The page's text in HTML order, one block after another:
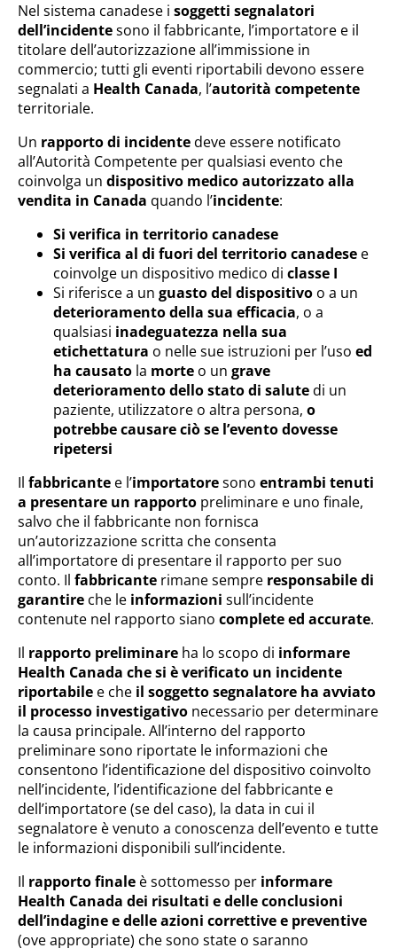
Nel sistema canadese i soggetti segnalatori
dell’incidentesono il fabbricante, l’importatore e il
titolare dell’autorizzazione all’immissione in
commercio; tutti gli eventi riportabili devono essere
segnalati a Health Canada, l’autorità competente
territoriale.
Un rapporto di incidentedeve essere notificato
all’Autorità Competente per qualsiasi evento che
coinvolga un dispositivo medico autorizzato alla
vendita in Canada quando l’incidente:
Si verifica in territorio canadese
Si verifica al di fuori del territorio canadese e
coinvolge un dispositivo medico di classe I
Si riferisce a un guasto del dispositivo o a un
deterioramento della sua efficacia, o a
qualsiasi inadeguatezza nella sua
etichettatura o nelle sue istruzioni per l’uso ed
ha causato la morte o un grave
deterioramento dello stato di salutedi un
paziente, utilizzatore o altra persona, o
potrebbe causare ciò se l’evento dovesse
ripetersi
Il fabbricante e l’importatoresono entrambi tenuti
a presentare un rapporto preliminare e uno finale,
salvo che il fabbricante non fornisca
un’autorizzazione scritta che consenta
all’importatore di presentare il rapporto per suo
conto. Il fabbricante rimane sempre responsabile di
garantire che le informazioni sull’incidente
contenute nel rapporto siano complete ed accurate.
Il rapporto preliminare ha lo scopo di informare
Health Canada che si è verificato un incidente
riportabile e che il soggetto segnalatore ha avviato
il processo investigativo necessario per determinare
la causa principale. All’interno del rapporto
preliminare sono riportate le informazioni che
consentono l’identificazione del dispositivo coinvolto
nell’incidente, l’identificazione del fabbricante e
dell’importatore (se del caso), la data in cui il
segnalatore è venuto a conoscenza dell’evento e tutte
le informazioni disponibili sull’incidente.
Il rapporto finale è sottomesso per informare
Health Canada dei risultati e delle conclusioni
dell’indagine e delle azioni correttive e preventive
(ove appropriate) che sono state o saranno